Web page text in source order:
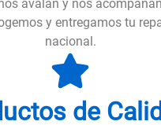
avalan y nos
y entregamos tu
nacional.
de